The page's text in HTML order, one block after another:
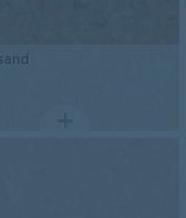
sand